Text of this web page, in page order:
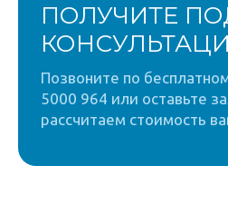
ПОЛУЧИТЕ
Позвоните по
5000 964 или оставьте
рассчитаем стоимость